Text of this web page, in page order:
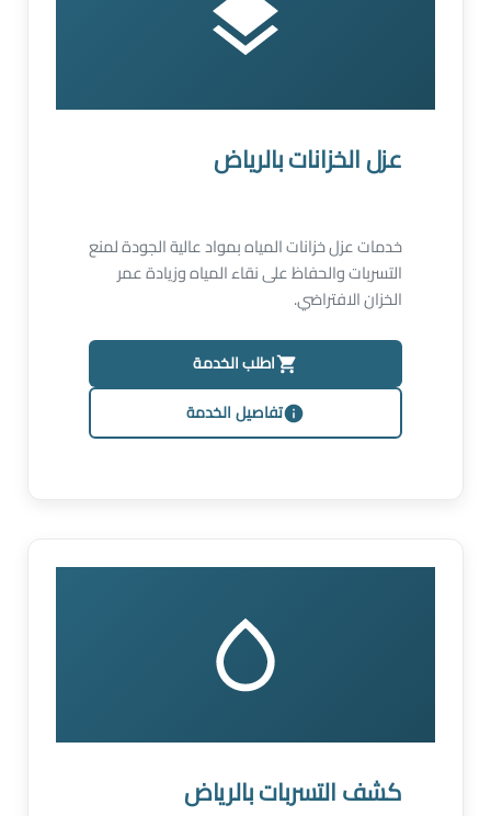
عزل الخزانات بالرياض
خدمات عزل خزانات المياه بمواد عالية الجودة لمنع
التسربات والحفاظ على نقاء المياه وزيادة عمر
الخزان الافتراضي.
اطلب الخدمة
تفاصيل الخدمة
كشف التسربات بالرياض